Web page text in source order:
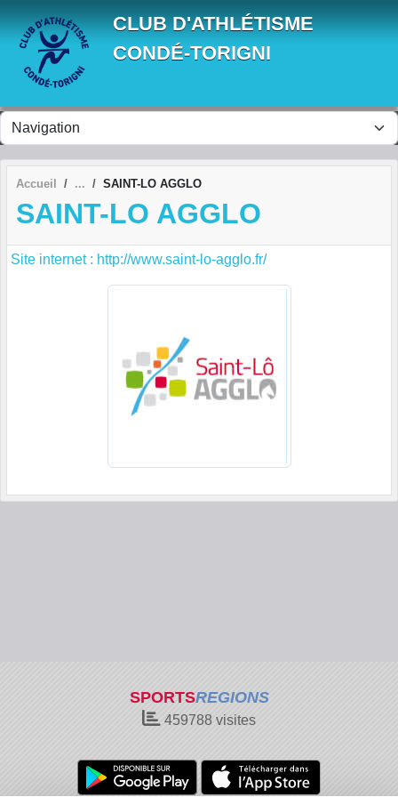
CLUB D'ATHLÉTISME
CONDÉ-TORIGNI
Accueil SAINT-LO AGGLO
SAINT-LO AGGLO
Site internet : http://www.saint-lo-agglo.fr/
SPORTSREGIONS
459788 visites